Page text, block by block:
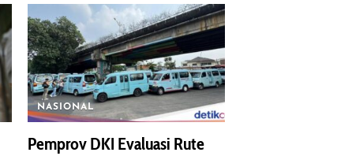
NASIONAL
Pemprov DKI Evaluasi Rute